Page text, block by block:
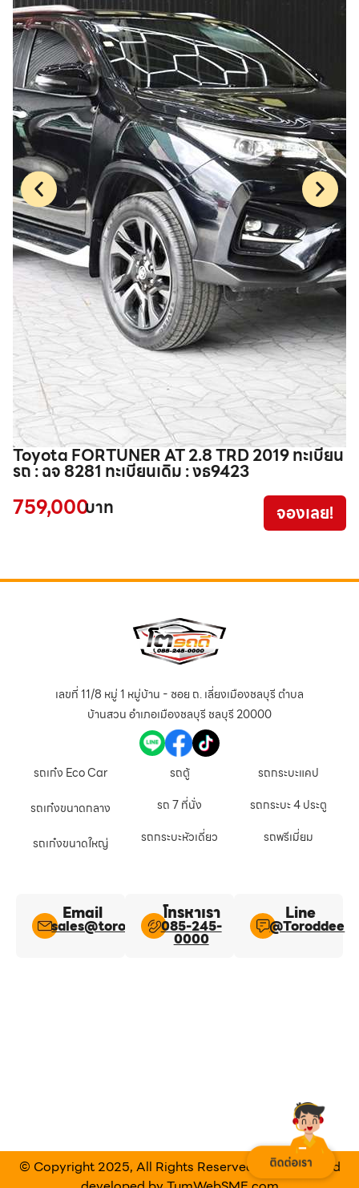
Toyota FORTUNER AT 2.8 TRD 2019 ทะเบียน
รถ : ฉจ 8281 ทะเบียนเดิม : งธ9423
759,000บาท จองเลย!
เลขที่ 11/8 หมู่ 1 หมู่บ้าน - ซอย ถ. เลี่ยงเมืองชลบุรี ตำบล
บ้านสวน อำเภอเมืองชลบุรี ชลบุรี 20000
รถเก๋ง Eco Car
รถเก๋งขนาดกลาง
รถเก๋งขนาดใหญ่
รถตู้
รถ 7 ที่นั่ง
รถกระบะหัวเดี่ยว
รถกระบะแคป
รถกระบะ 4 ประตู
รถพรีเมี่ยม
Email
sales@toroddee.com
โทรหาเรา
085-245-
0000
Line​
@Toroddee​
© Copyright 2025, All Rights Reserved Designed and